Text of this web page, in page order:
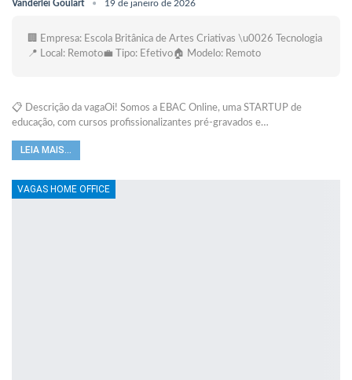
Vanderlei Goulart 19 de janeiro de 2026
🏢 Empresa: Escola Britânica de Artes Criativas \u0026 Tecnologia
📍 Local: Remoto💼 Tipo: Efetivo🏠 Modelo: Remoto
📋 Descrição da vagaOi! Somos a EBAC Online, uma STARTUP de
educação, com cursos profissionalizantes pré-gravados e…
LEIA MAIS...
VAGAS HOME OFFICE